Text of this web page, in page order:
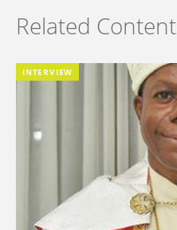
Related Content
INTERVIEW